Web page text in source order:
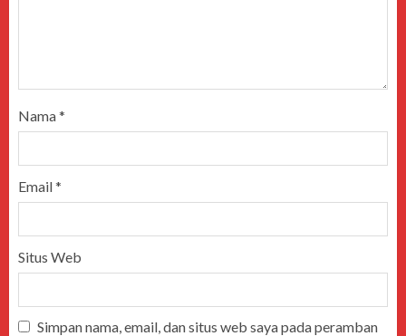
Nama*
Email*
Situs Web
Simpan nama, email, dan situs web saya pada peramban